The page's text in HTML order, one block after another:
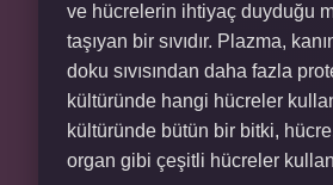
ve hücrelerin ihtiyaç duyduğu
taşıyan bir sıvıdır. Plazma,
doku sıvısından daha fazla
kültüründe hangi hücreler
kültüründe bütün bir bitki,
organ gibi çeşitli hücreler